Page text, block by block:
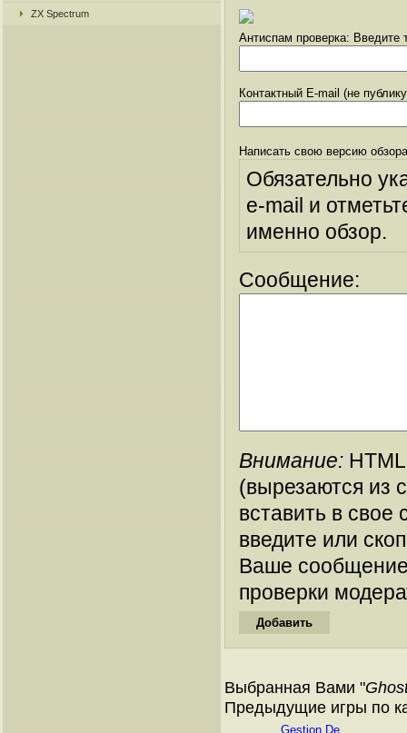
ZX Spectrum
Антиспам проверка: Введите
Контактный E-mail (не
Написать свою версию
Обязательно
e-mail и
именно обзор.
Сообщение:
Внимание:
(вырезаются из
вставить в
введите или
Ваше
проверки
Выбранная Вами "
Предыдущие игры по
Gestion De